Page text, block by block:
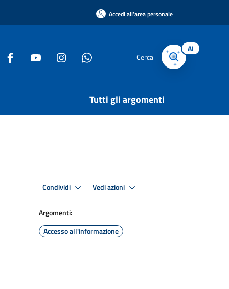
Accedi all'area personale
Cerca
AI
Tutti gli argomenti
Condividi Vedi azioni
Argomenti:
Accesso all'informazione